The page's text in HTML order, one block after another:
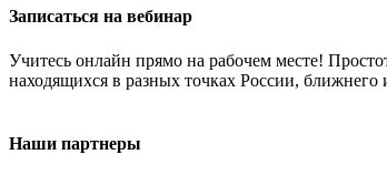
Записаться на вебинар
Учитесь онлайн прямо на рабочем месте!
находящихся в разных точках России, ближнего
Наши партнеры